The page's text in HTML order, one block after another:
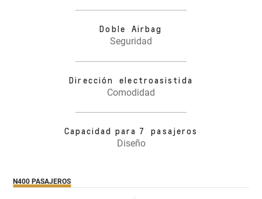
Doble Airbag
Seguridad
Dirección electroasistida
Comodidad
Capacidad para 7 pasajeros
Diseño
N400 PASAJEROS